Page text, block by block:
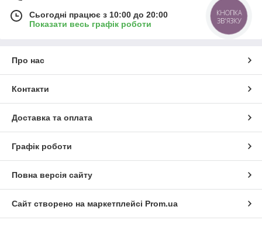
Сьогодні працює з 10:00 до 20:00
Показати весь графік роботи
Про нас
Контакти
Доставка та оплата
Графік роботи
Повна версія сайту
Сайт створено на маркетплейсі Prom.ua
КНОПКА
ЗВ'ЯЗКУ